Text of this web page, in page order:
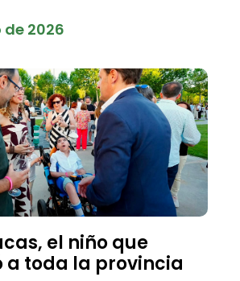
2026
el niño que
a toda la provincia